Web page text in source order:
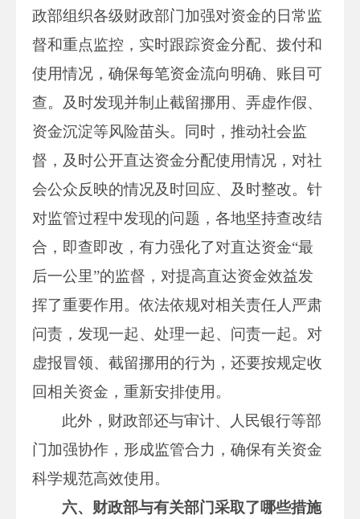
政部组织各级财政部门加强对资金的日常监
督和重点监控，实时跟踪资金分配、拨付和
使用情况，确保每笔资金流向明确、账目可
查。及时发现并制止截留挪用、弄虚作假、
资金沉淀等风险苗头。同时，推动社会监
督，及时公开直达资金分配使用情况，对社
会公众反映的情况及时回应、及时整改。针
对监管过程中发现的问题，各地坚持查改结
合，即查即改，有力强化了对直达资金“最
后一公里”的监督，对提高直达资金效益发
挥了重要作用。依法依规对相关责任人严肃
问责，发现一起、处理一起、问责一起。对
虚报冒领、截留挪用的行为，还要按规定收
回相关资金，重新安排使用。
此外，财政部还与审计、人民银行等部
门加强协作，形成监管合力，确保有关资金
科学规范高效使用。
六、财政部与有关部门采取了哪些措施